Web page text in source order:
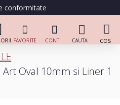
conformitate
Oval 10mm si Liner 1